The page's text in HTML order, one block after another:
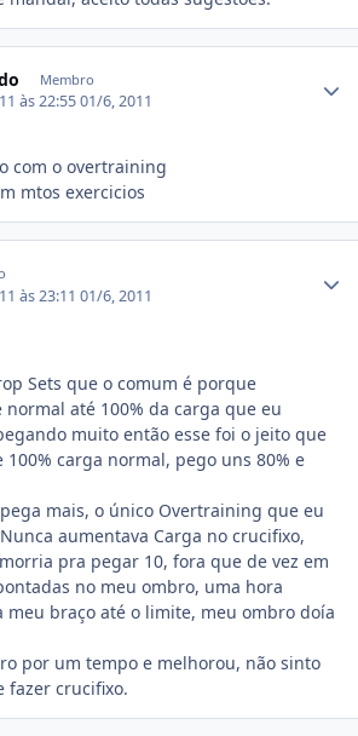
Membro
às 22:5501/6, 2011
com o overtraining
mtos exercicios
às 23:1101/6, 2011
Sets que o comum é porque
até 100% da carga que eu
muito então esse foi o jeito que
100% carga normal, pego uns 80% e
mais, o único Overtraining que eu
aumentava Carga no crucifixo,
pra pegar 10, fora que de vez em
no meu ombro, uma hora
meu braço até o limite, meu ombro doía
por um tempo e melhorou, não sinto
fazer crucifixo.